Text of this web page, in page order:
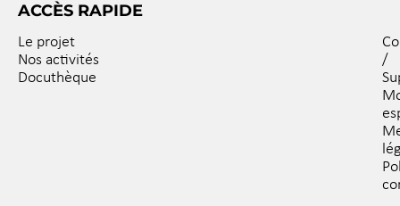
ACCÈS RAPIDE
Le projet
Nos activités
Docuthèque
/